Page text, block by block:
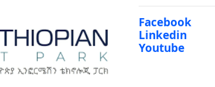
Facebook
Linkedin
Youtube